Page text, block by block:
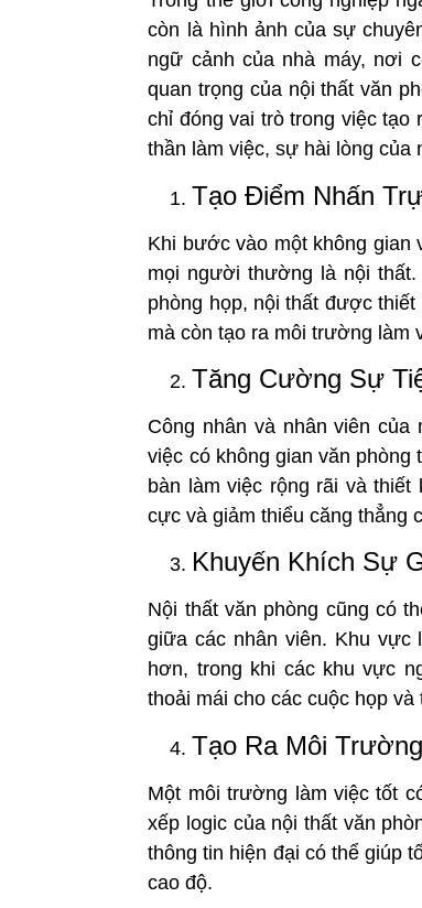
còn là hình ảnh của sự
ngữ cảnh của nhà máy, nơi
quan trọng của nội thất văn
chỉ đóng vai trò trong việc
thần làm việc, sự hài lòng của
Tạo Điểm Nhấn
Khi bước vào một không gian
mọi người thường là nội
phòng họp, nội thất được
mà còn tạo ra môi trường làm
Tăng Cường Sự
Công nhân và nhân viên
việc có không gian văn phòng
bàn làm việc rộng rãi và
cực và giảm thiểu căng thẳng
Khuyến Khích Sự
Nội thất văn phòng cũng có
giữa các nhân viên. Khu vực
hơn, trong khi các khu vực
thoải mái cho các cuộc họp
Tạo Ra Môi
Một môi trường làm việc tốt
xếp logic của nội thất văn
thông tin hiện đại có thể giúp
cao độ.